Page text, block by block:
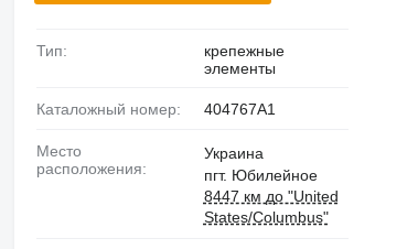
Тип:
крепежные
элементы
Каталожный номер: 404767A1
Место
расположения:
Украина
пгт. Юбилейное
8447 км до "United
States/Columbus"